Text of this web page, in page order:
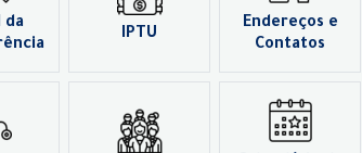
da
IPTU
Endereços e
Contatos